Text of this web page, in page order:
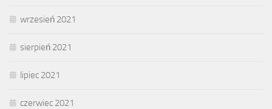
wrzesień 2021
sierpień 2021
lipiec 2021
czerwiec 2021